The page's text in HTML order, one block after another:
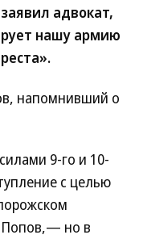
адвокат,
нашу армию
напомнивший о
9-го и 10-
с целью
но в